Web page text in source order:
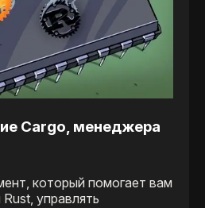
Cargo, менеджера
который помогает вам
управлять